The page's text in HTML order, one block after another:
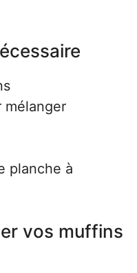
mélanger
planche à
vos muffins